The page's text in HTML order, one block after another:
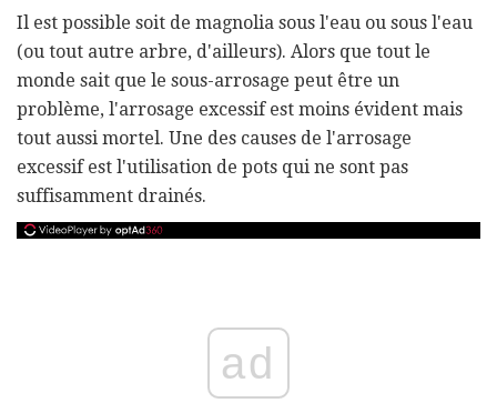
Il est possible soit de magnolia sous l'eau ou sous l'eau
(ou tout autre arbre, d'ailleurs). Alors que tout le
monde sait que le sous-arrosage peut être un
problème, l'arrosage excessif est moins évident mais
tout aussi mortel. Une des causes de l'arrosage
excessif est l'utilisation de pots qui ne sont pas
suffisamment drainés.
ad